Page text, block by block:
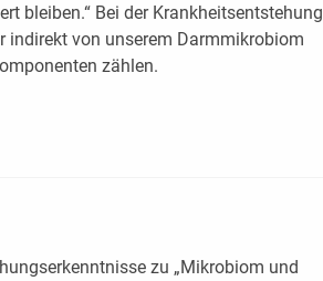
bleiben.“ Bei der Krankheitsentstehung
indirekt von unserem Darmmikrobiom
zählen.
zu „Mikrobiom und